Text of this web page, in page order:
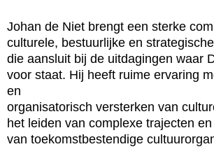
Johan de Niet brengt een sterke
culturele, bestuurlijke en
die aansluit bij de uitdagingen waar
voor staat. Hij heeft ruime ervaring
en
organisatorisch versterken van
het leiden van complexe trajecten
van toekomstbestendige